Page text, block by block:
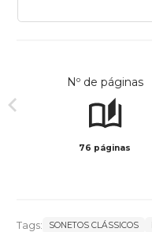
Nº de páginas
76 páginas
Tags: SONETOS CLÁSSICOS